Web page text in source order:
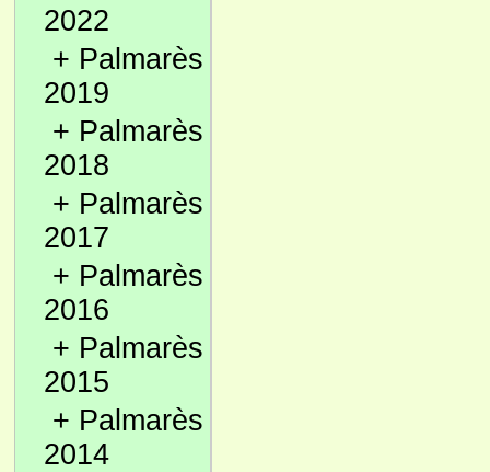
2022
+ Palmarès
2019
+ Palmarès
2018
+ Palmarès
2017
+ Palmarès
2016
+ Palmarès
2015
+ Palmarès
2014